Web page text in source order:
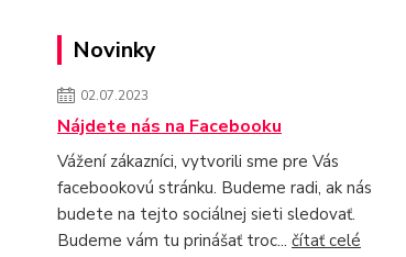
Novinky
02.07.2023
Nájdete nás na Facebooku
Vážení zákazníci, vytvorili sme pre Vás
facebookovú stránku. Budeme radi, ak nás
budete na tejto sociálnej sieti sledovať.
Budeme vám tu prinášať troc... čítať celé